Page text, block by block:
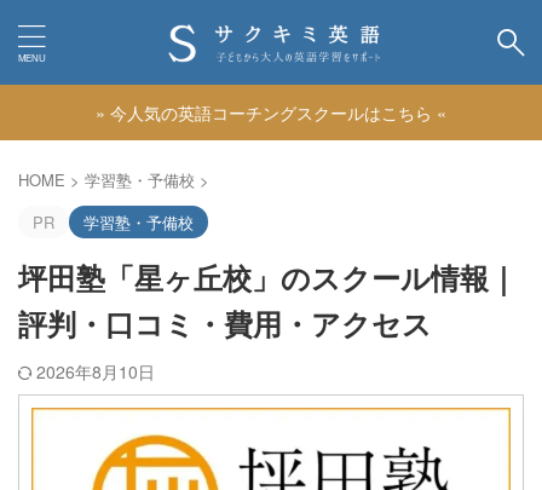
» 今人気の英語コーチングスクールはこちら «
HOME > 学習塾・予備校 >
PR
学習塾・予備校
坪田塾「星ヶ丘校」のスクール情報｜
評判・口コミ・費用・アクセス
2026年8月10日